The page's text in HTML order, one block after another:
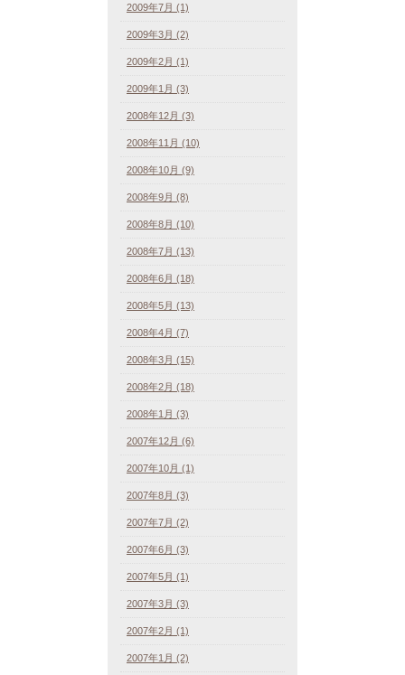
2009年7月 (1)
2009年3月 (2)
2009年2月 (1)
2009年1月 (3)
2008年12月 (3)
2008年11月 (10)
2008年10月 (9)
2008年9月 (8)
2008年8月 (10)
2008年7月 (13)
2008年6月 (18)
2008年5月 (13)
2008年4月 (7)
2008年3月 (15)
2008年2月 (18)
2008年1月 (3)
2007年12月 (6)
2007年10月 (1)
2007年8月 (3)
2007年7月 (2)
2007年6月 (3)
2007年5月 (1)
2007年3月 (3)
2007年2月 (1)
2007年1月 (2)